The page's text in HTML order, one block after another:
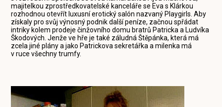
majitelkou zprostředkovatelské kanceláře se Eva s Klárkou
rozhodnou otevřít luxusní erotický salón nazvaný Playgirls. Aby
získaly pro svůj výnosný podnik další peníze, začnou spřádat
intriky kolem prodeje činžovního domu bratrů Patricka a Ludvíka
Škodových. Jenže ve hře je také záludná Štěpánka, která má
zcela jiné plány a jako Patrickova sekretářka a milenka má
v ruce všechny trumfy.